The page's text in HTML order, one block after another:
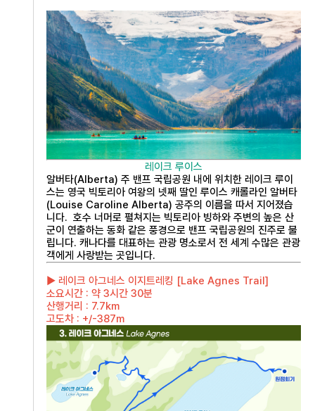
레이크 루이스
알버타(Alberta) 주 밴프 국립공원 내에 위치한 레이크 루이
스는 영국 빅토리아 여왕의 넷째 딸인 루이스 캐롤라인 알버타
(Louise Caroline Alberta) 공주의 이름을 따서 지어졌습
니다. 호수 너머로 펼쳐지는 빅토리아 빙하와 주변의 높은 산
군이 연출하는 동화 같은 풍경으로 밴프 국립공원의 진주로 불
립니다. 캐나다를 대표하는 관광 명소로서 전 세계 수많은 관광
객에게 사랑받는 곳입니다.
▶ 레이크 아그네스 이지트레킹 [Lake Agnes Trail]
소요시간 : 약 3시간 30분
산행거리 : 7.7km
고도차 : +/-387m